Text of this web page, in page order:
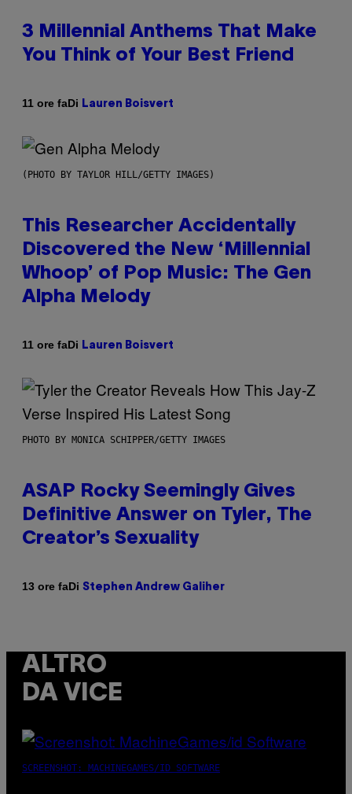
3 Millennial Anthems That Make
You Think of Your Best Friend
11 ore faDi Lauren Boisvert
(PHOTO BY TAYLOR HILL/GETTY IMAGES)
This Researcher Accidentally
Discovered the New ‘Millennial
Whoop’ of Pop Music: The Gen
Alpha Melody
11 ore faDi Lauren Boisvert
PHOTO BY MONICA SCHIPPER/GETTY IMAGES
ASAP Rocky Seemingly Gives
Definitive Answer on Tyler, The
Creator’s Sexuality
13 ore faDi Stephen Andrew Galiher
ALTRO
DA VICE
SCREENSHOT: MACHINEGAMES/ID SOFTWARE